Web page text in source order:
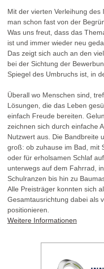
Mit der vierten Verleihung
man schon fast von der
Was uns freut, dass das
ist und immer wieder neu
Das zeigt sich auch an den
bei der Sichtung der
Spiegel des Umbruchs ist, in
Überall wo Menschen sind,
Lösungen, die das Leben
einfach Freude bereiten.
zeichnen sich durch einfache
Nutzwert aus. Die Bandbreite
groß: ob zuhause im Bad, mit
oder für erholsamen Schlaf
unterwegs auf dem Fahrrad,
Schulranzen bis hin zu
Alle Preisträger konnten sich
Gesamtausrichtung dabei als
positionieren.
Weitere Informationen